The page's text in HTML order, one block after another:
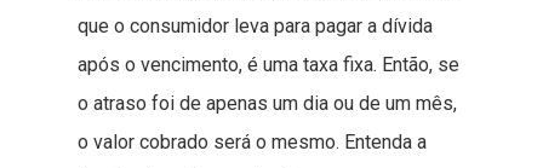
que o consumidor leva para pagar a dívida
após o vencimento, é uma taxa fixa. Então, se
o atraso foi de apenas um dia ou de um mês,
o valor cobrado será o mesmo. Entenda a